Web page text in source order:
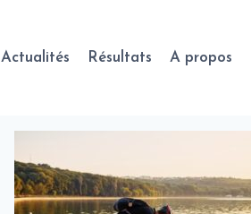
Actualités Résultats A propos